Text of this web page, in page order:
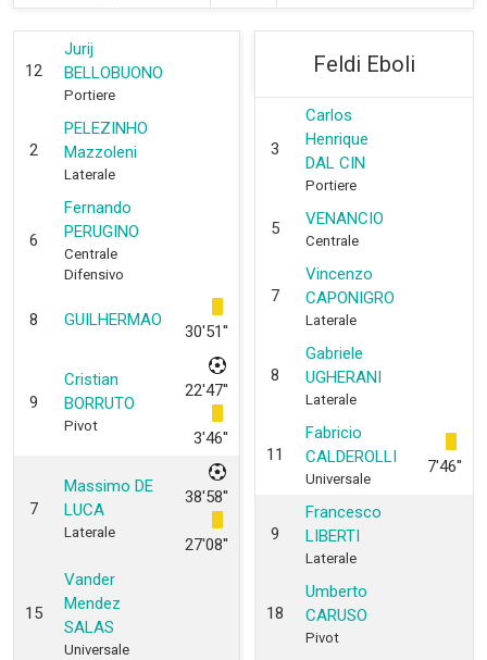
12
Jurij
BELLOBUONO
Portiere
2
PELEZINHO
Mazzoleni
Laterale
6
Fernando
PERUGINO
Centrale
Difensivo
8 GUILHERMAO
30'51''
9
Cristian
BORRUTO
Pivot
22'47''
3'46''
7
Massimo DE
LUCA
Laterale
38'58''
27'08''
15
Vander
Mendez
SALAS
Universale
Feldi Eboli
3
Carlos
Henrique
DAL CIN
Portiere
5 VENANCIO
Centrale
7
Vincenzo
CAPONIGRO
Laterale
8
Gabriele
UGHERANI
Laterale
11
Fabricio
CALDEROLLI
Universale
7'46''
9
Francesco
LIBERTI
Laterale
18
Umberto
CARUSO
Pivot